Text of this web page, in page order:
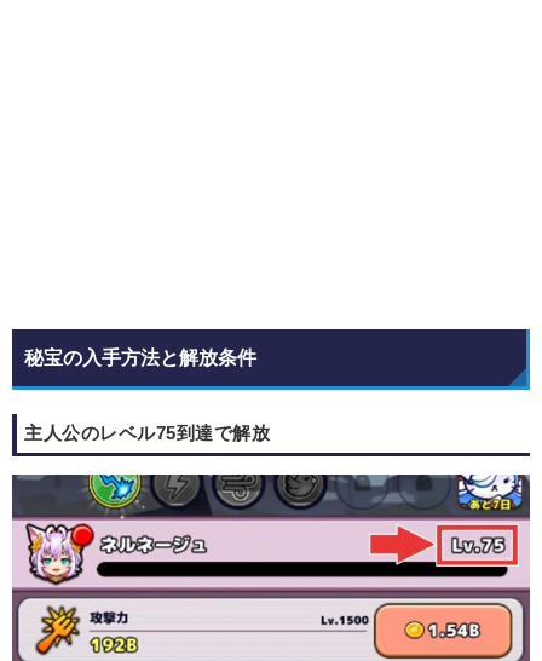
秘宝の入手方法と解放条件
主人公のレベル75到達で解放